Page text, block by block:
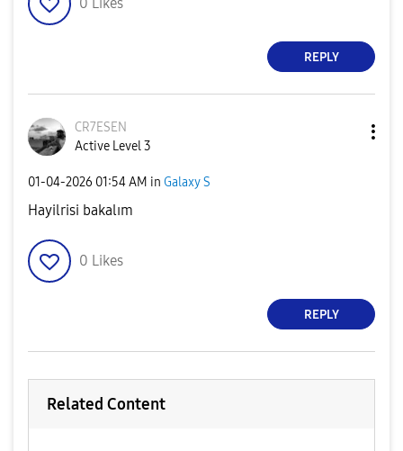
REPLY
CR7ESEN
Active Level 3
‎01-04-2026 01:54 AM in Galaxy S
Hayilrisi bakalım
0 Likes
REPLY
Related Content